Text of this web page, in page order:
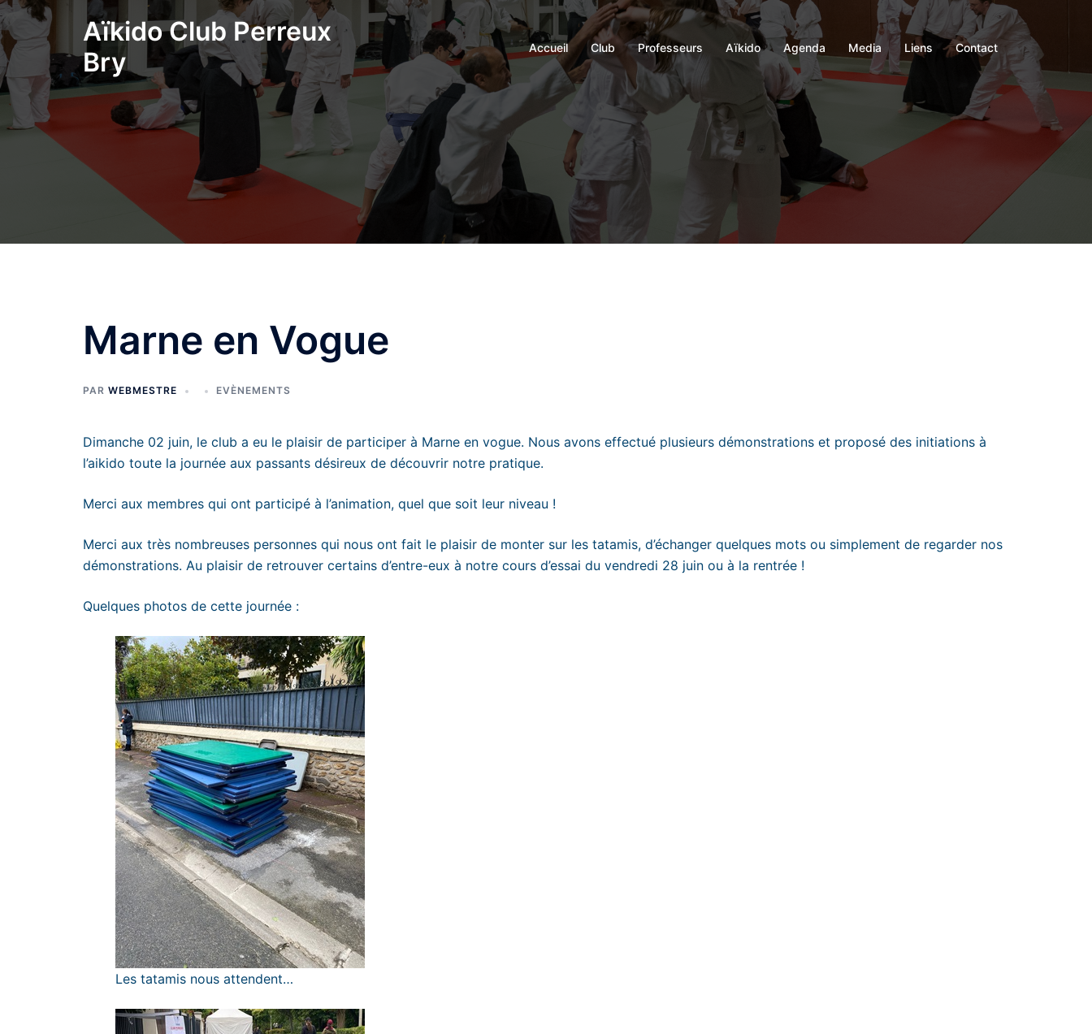
Aller
au
contenu
Aïkido Club Perreux
Bry
Accueil Club Professeurs Aïkido Agenda Media Liens Contact
Marne en Vogue
PAR WEBMESTRE EVÈNEMENTS
Dimanche 02 juin, le club a eu le plaisir de participer à Marne en vogue. Nous avons effectué plusieurs démonstrations et proposé des initiations à
l’aikido toute la journée aux passants désireux de découvrir notre pratique.
Merci aux membres qui ont participé à l’animation, quel que soit leur niveau !
Merci aux très nombreuses personnes qui nous ont fait le plaisir de monter sur les tatamis, d’échanger quelques mots ou simplement de regarder nos
démonstrations. Au plaisir de retrouver certains d’entre-eux à notre cours d’essai du vendredi 28 juin ou à la rentrée !
Quelques photos de cette journée :
Les tatamis nous attendent…